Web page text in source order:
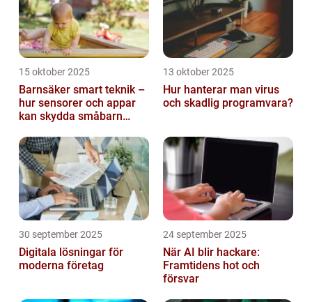
15 oktober 2025
Barnsäker smart teknik –
hur sensorer och appar
kan skydda småbarn
13 oktober 2025
Hur hanterar man virus
och skadlig programvara?
30 september 2025
Digitala lösningar för
moderna företag
24 september 2025
När AI blir hackare:
Framtidens hot och
försvar